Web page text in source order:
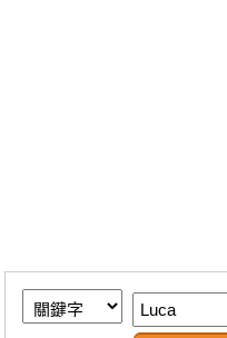
繪圖藝廊
交流中心